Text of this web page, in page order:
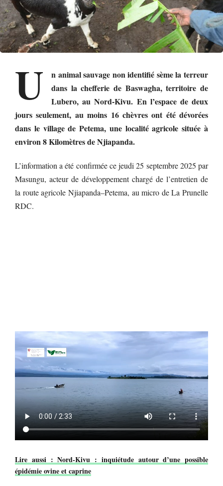
U
n animal sauvage non identifié sème la terreur
dans la chefferie de Baswagha, territoire de
Lubero, au Nord-Kivu. En l’espace de deux
jours seulement, au moins 16 chèvres ont été dévorées
dans le village de Petema, une localité agricole située à
environ 8 Kilomètres de Njiapanda.
L’information a été confirmée ce jeudi 25 septembre 2025 par
Masungu, acteur de développement chargé de l’entretien de
la route agricole Njiapanda–Petema, au micro de La Prunelle
RDC.
Lire aussi : Nord-Kivu : inquiétude autour d’une possible
épidémie ovine et caprine